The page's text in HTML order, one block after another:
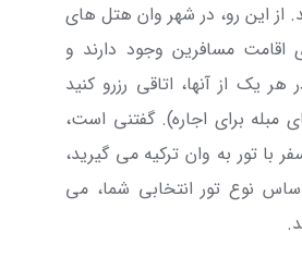
از این رو، در شهر وان هتل های
اقامت مسافرین وجود دارند و
یک از آنها، اتاقی رزرو کنید
مبله برای اجاره). گفتنی است،
با تور به وان ترکیه می گیرید،
نوع تور انتخابی شما، می